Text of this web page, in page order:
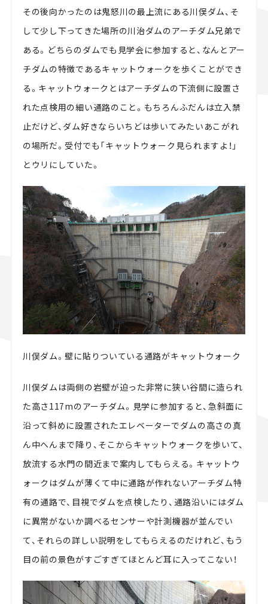
その後向かったのは鬼怒川の最上流にある川俣ダム、そ
して少し下ってきた場所の川治ダムのアーチダム兄弟で
ある。どちらのダムでも見学会に参加すると、なんとアー
チダムの特徴であるキャットウォークを歩くことができ
る。キャットウォークとはアーチダムの下流側に設置さ
れた点検用の細い通路のこと。もちろんふだんは立入禁
止だけど、ダム好きならいちどは歩いてみたいあこがれ
の場所だ。受付でも「キャットウォーク見られますよ！」
とウリにしていた。
川俣ダム。壁に貼りついている通路がキャットウォーク
川俣ダムは両側の岩壁が迫った非常に狭い谷間に造られ
た高さ117mのアーチダム。見学に参加すると、急斜面に
沿って斜めに設置されたエレベーターでダムの高さの真
ん中へんまで降り、そこからキャットウォークを歩いて、
放流する水門の間近まで案内してもらえる。キャットウ
ォークはダムが薄くて中に通路が作れないアーチダム特
有の通路で、目視でダムを点検したり、通路沿いにはダム
に異常がないか調べるセンサーや計測機器が並んでい
て、それらの詳しい説明をしてもらえるのだけれど、もう
目の前の景色がすごすぎてほとんど耳に入ってこない！